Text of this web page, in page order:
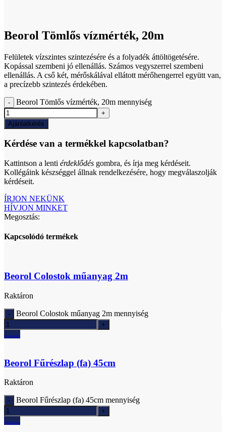
Beorol Tömlős vízmérték, 20m
Felületek vízszintes szintezésére és a folyadék áttöltögetésére.
Kopással szembeni jó ellenállás. Számos vegyszerrel szembeni
ellenállás. A cső két, mérőskálával ellátott mérőhengerrel együtt van,
a precízebb szintezés érdekében.
Beorol Tömlős vízmérték, 20m mennyiség
Ajánlatkérés
Kérdése van a termékkel kapcsolatban?
Kattintson a lenti érdeklődés gombra, és írja meg kérdéseit.
Kollégáink készséggel állnak rendelkezésére, hogy megválaszolják
kérdéseit.
ÍRJON NEKÜNK
HÍVJON MINKET
Megosztás:
Kapcsolódó termékek
Beorol Colostok műanyag 2m
Raktáron
Beorol Colostok műanyag 2m mennyiség
Ajánlatkérés
Beorol Fűrészlap (fa) 45cm
Raktáron
Beorol Fűrészlap (fa) 45cm mennyiség
Ajánlatkérés